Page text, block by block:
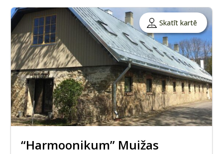
Skatīt kartē
“Harmoonikum” Muižas